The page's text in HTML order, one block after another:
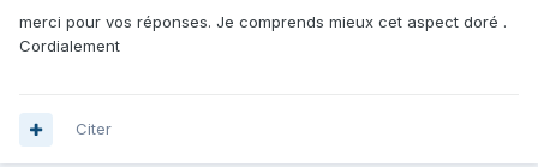
merci pour vos réponses. Je comprends mieux cet aspect doré .
Cordialement
Citer